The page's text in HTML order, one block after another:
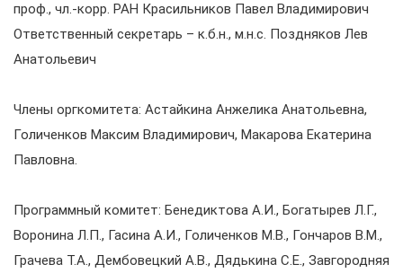
проф., чл.-корр. РАН Красильников Павел Владимирович
Ответственный секретарь – к.б.н., м.н.с. Поздняков Лев
Анатольевич
Члены оргкомитета: Астайкина Анжелика Анатольевна,
Голиченков Максим Владимирович, Макарова Екатерина
Павловна.
Программный комитет: Бенедиктова А.И., Богатырев Л.Г.,
Воронина Л.П., Гасина А.И., Голиченков М.В., Гончаров В.М.,
Грачева Т.А., Дембовецкий А.В., Дядькина С.Е., Завгородняя